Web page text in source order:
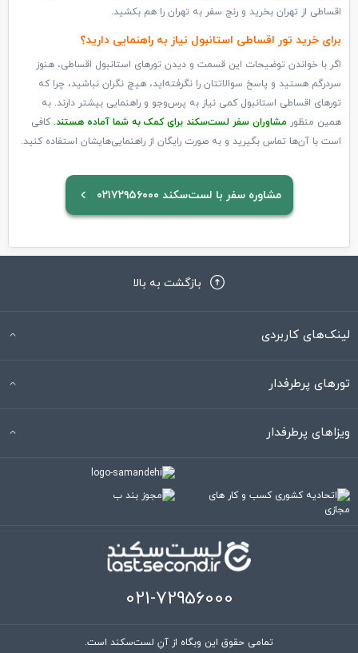
اقساطی از تهران بخرید و رنج سفر به تهران را هم بکشید.
برای خرید تور اقساطی استانبول نیاز به راهنمایی دارید؟
اگر با خواندن توضیحات این قسمت و دیدن تورهای استانبول اقساطی، هنوز
سردرگم هستید و پاسخ سوالاتتان را نگرفته‌اید، هیچ نگران نباشید، چرا که
تورهای اقساطی استانبول کمی نیاز به پرس‌و‌جو و راهنمایی بیشتر دارند. به
همین منظور مشاوران سفر لست‌سکند برای کمک به شما آماده هستند. کافی
است با آن‌ها تماس بگیرید و به صورت رایگان از راهنمایی‌هایشان استفاده کنید.
مشاوره سفر با لست‌سکند ۰۲۱۷۲۹۵۶۰۰۰
بازگشت به بالا
لینک‌های کاربردی
تورهای پرطرفدار
ویزاهای پرطرفدار
021-72956000
تمامی حقوق این وبگاه از آنِ لست‌سکند است.